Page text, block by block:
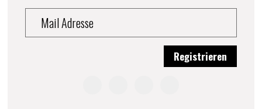
Registrieren